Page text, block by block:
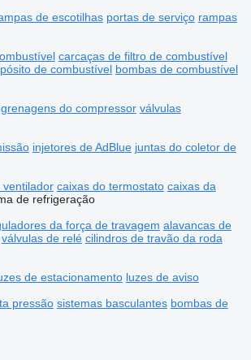
de escotilhas portas de serviço rampas
carcaças de filtro de combustível
de combustível bombas de combustível
do compressor válvulas
injetores de AdBlue juntas do coletor de
ventilador caixas do termostato caixas da
de refrigeração
da força de travagem alavancas de
válvulas de relé cilindros de travão da roda
de estacionamento luzes de aviso
pressão sistemas basculantes bombas de